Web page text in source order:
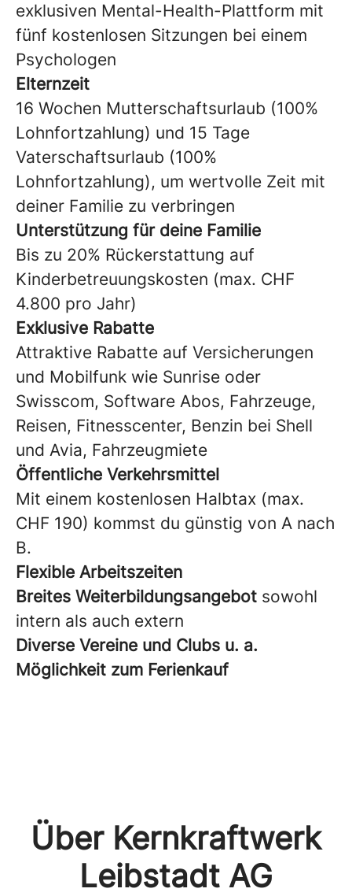
exklusiven Mental-Health-Plattform mit
fünf kostenlosen Sitzungen bei einem
Psychologen
Elternzeit
16 Wochen Mutterschaftsurlaub (100%
Lohnfortzahlung) und 15 Tage
Vaterschaftsurlaub (100%
Lohnfortzahlung), um wertvolle Zeit mit
deiner Familie zu verbringen
Unterstützung für deine Familie
Bis zu 20% Rückerstattung auf
Kinderbetreuungskosten (max. CHF
4.800 pro Jahr)
Exklusive Rabatte
Attraktive Rabatte auf Versicherungen
und Mobilfunk wie Sunrise oder
Swisscom, Software Abos, Fahrzeuge,
Reisen, Fitnesscenter, Benzin bei Shell
und Avia, Fahrzeugmiete
Öffentliche Verkehrsmittel
Mit einem kostenlosen Halbtax (max.
CHF 190) kommst du günstig von A nach
B.
Flexible Arbeitszeiten
Breites Weiterbildungsangebot sowohl
intern als auch extern
Diverse Vereine und Clubs u. a.
Möglichkeit zum Ferienkauf
Über Kernkraftwerk
Leibstadt AG